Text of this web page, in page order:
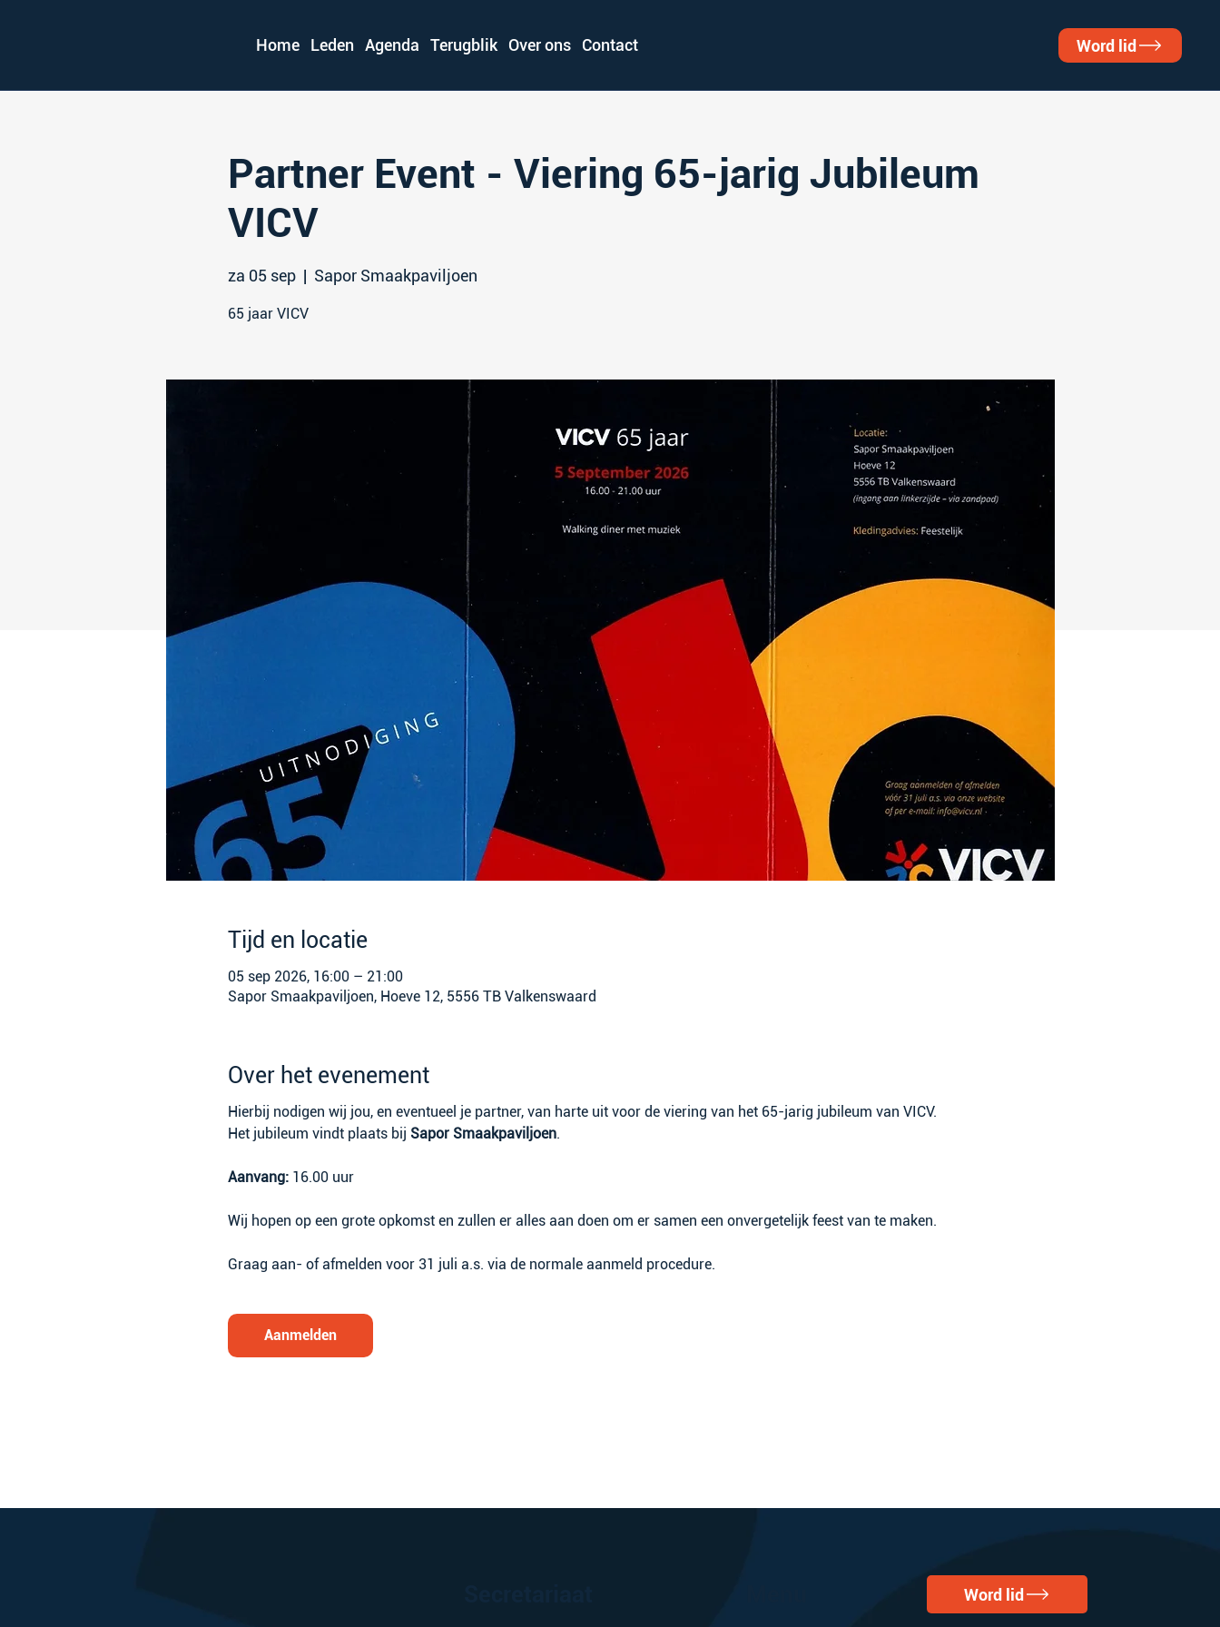
Home Leden Agenda Terugblik Over ons Contact Word lid
Partner Event - Viering 65-jarig Jubileum
VICV
za 05 sep
  |
Sapor Smaakpaviljoen
65 jaar VICV
Tijd en locatie
05 sep 2026, 16:00 – 21:00
Sapor Smaakpaviljoen, Hoeve 12, 5556 TB Valkenswaard
Over het evenement
Hierbij nodigen wij jou, en eventueel je partner, van harte uit voor de viering van het 65-jarig jubileum van VICV.
Het jubileum vindt plaats bij Sapor Smaakpaviljoen.
Aanvang: 16.00 uur
Wij hopen op een grote opkomst en zullen er alles aan doen om er samen een onvergetelijk feest van te maken.
Graag aan- of afmelden voor 31 juli a.s. via de normale aanmeld procedure.
Aanmelden
Word lid